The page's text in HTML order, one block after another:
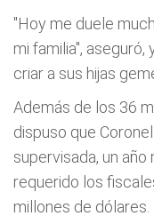
"Hoy me duele
mi familia",
criar a sus hijas
Además de los 36
dispuso que
supervisada, un
requerido los
millones de dólares.